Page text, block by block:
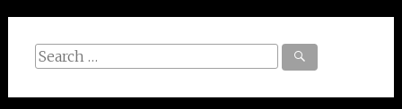
Search